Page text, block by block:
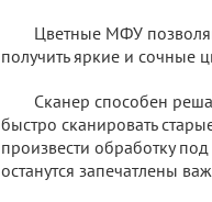
Цветные МФУ
получить яркие и сочные
Сканер способен
быстро сканировать
произвести обработку
останутся запечатлены